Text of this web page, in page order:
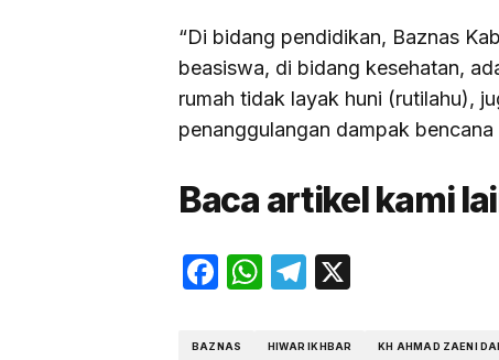
“Di bidang pendidikan, Baznas
beasiswa, di bidang kesehatan,
rumah tidak layak huni (rutilahu),
penanggulangan dampak
Baca artikel kami
Facebook
WhatsApp
Telegram
BAZNAS HIWAR IKHBAR KH AHMAD ZAENI